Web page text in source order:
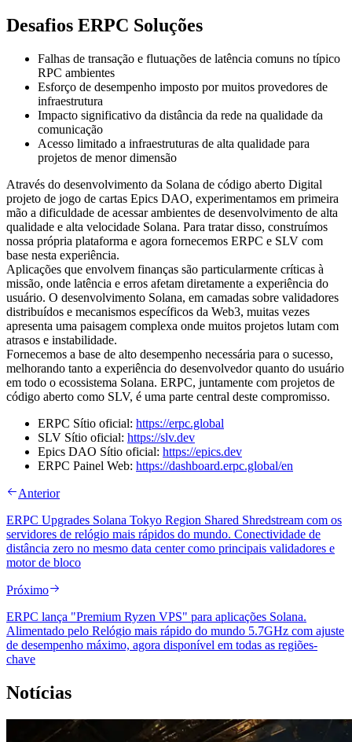
Desafios ERPC Soluções
Falhas de transação e flutuações de latência comuns no típico
RPC ambientes
Esforço de desempenho imposto por muitos provedores de
infraestrutura
Impacto significativo da distância da rede na qualidade da
comunicação
Acesso limitado a infraestruturas de alta qualidade para
projetos de menor dimensão
Através do desenvolvimento da Solana de código aberto Digital
projeto de jogo de cartas Epics DAO, experimentamos em primeira
mão a dificuldade de acessar ambientes de desenvolvimento de alta
qualidade e alta velocidade Solana. Para tratar disso, construímos
nossa própria plataforma e agora fornecemos ERPC e SLV com
base nesta experiência.
Aplicações que envolvem finanças são particularmente críticas à
missão, onde latência e erros afetam diretamente a experiência do
usuário. O desenvolvimento Solana, em camadas sobre validadores
distribuídos e mecanismos específicos da Web3, muitas vezes
apresenta uma paisagem complexa onde muitos projetos lutam com
atrasos e instabilidade.
Fornecemos a base de alto desempenho necessária para o sucesso,
melhorando tanto a experiência do desenvolvedor quanto do usuário
em todo o ecossistema Solana. ERPC, juntamente com projetos de
código aberto como SLV, é uma parte central deste compromisso.
ERPC Sítio oficial: https://erpc.global
SLV Sítio oficial: https://slv.dev
Epics DAO Sítio oficial: https://epics.dev
ERPC Painel Web: https://dashboard.erpc.global/en
Anterior
ERPC Upgrades Solana Tokyo Region Shared Shredstream com os
servidores de relógio mais rápidos do mundo. Conectividade de
distância zero no mesmo data center como principais validadores e
motor de bloco
Próximo
ERPC lança "Premium Ryzen VPS" para aplicações Solana.
Alimentado pelo Relógio mais rápido do mundo 5.7GHz com ajuste
de desempenho máximo, agora disponível em todas as regiões-
chave
Notícias